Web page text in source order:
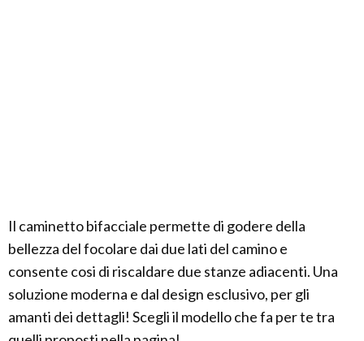
Il caminetto bifacciale permette di godere della
bellezza del focolare dai due lati del camino e
consente cosi di riscaldare due stanze adiacenti. Una
soluzione moderna e dal design esclusivo, per gli
amanti dei dettagli! Scegli il modello che fa per te tra